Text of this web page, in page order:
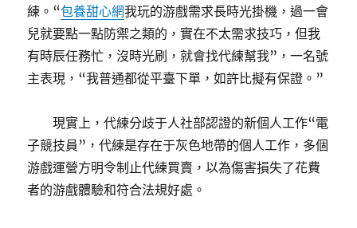
練。“包養甜心網我玩的游戲需求長時光掛機，過一會
兒就要點一點防禦之類的，實在不太需求技巧，但我
有時辰任務忙，沒時光刷，就會找代練幫我”，一名號
主表現，“我普通都從平臺下單，如許比擬有保證。”
現實上，代練分歧于人社部認證的新個人工作“電
子競技員”，代練是存在于灰色地帶的個人工作，多個
游戲運營方明令制止代練買賣，以為傷害損失了花費
者的游戲體驗和符合法規好處。